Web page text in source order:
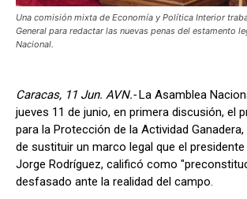
Una comisión mixta de Economía y Política Interior
General para redactar las nuevas penas del estamento
Nacional.
Caracas, 11 Jun. AVN.-La Asamblea
jueves 11 de junio, en primera discusión, el
para la Protección de la Actividad
de sustituir un marco legal que el
Jorge Rodríguez, calificó como
desfasado ante la realidad del campo.